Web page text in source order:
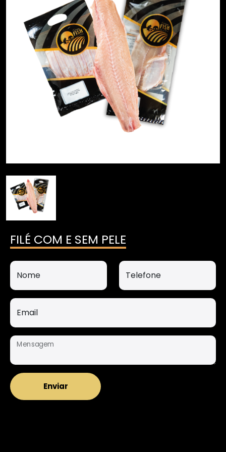
FILÉ COM E SEM PELE
Nome Telefone
Email
Mensagem
Enviar